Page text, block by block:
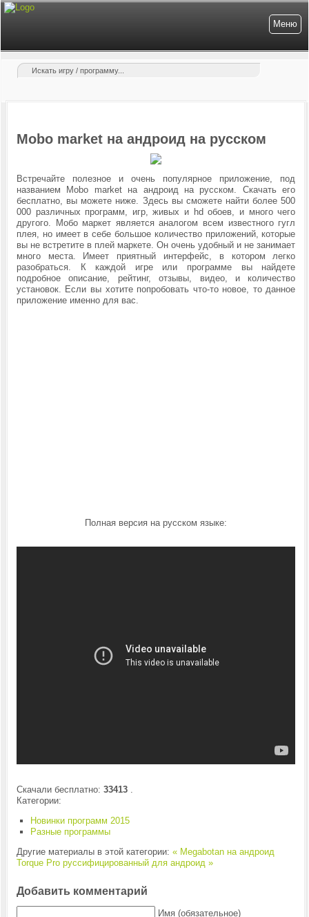
Меню
Mobo market на андроид на русском
Встречайте полезное и очень популярное приложение, под
названием Mobo market на андроид на русском. Скачать его
бесплатно, вы можете ниже. Здесь вы сможете найти более 500
000 различных программ, игр, живых и hd обоев, и много чего
другого. Мобо маркет является аналогом всем известного гугл
плея, но имеет в себе большое количество приложений, которые
вы не встретите в плей маркете. Он очень удобный и не занимает
много места. Имеет приятный интерфейс, в котором легко
разобраться. К каждой игре или программе вы найдете
подробное описание, рейтинг, отзывы, видео, и количество
установок. Если вы хотите попробовать что-то новое, то данное
приложение именно для вас.
Полная версия на русском языке:
Скачали бесплатно: 33413.
Категории:
Новинки программ 2015
Разные программы
Другие материалы в этой категории: « Megabotan на андроид
Torque Pro руссифицированный для андроид »
Добавить комментарий
Имя (обязательное)